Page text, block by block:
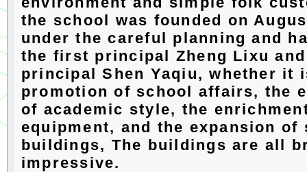
the school was founded on
under the careful planning and
the first principal Zheng Lixu
principal Shen Yaqiu, whether it
promotion of school affairs, the
of academic style, the
equipment, and the expansion of
buildings, The buildings are all
impressive.